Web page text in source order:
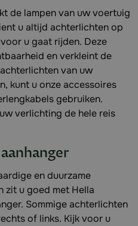
de lampen van uw voertuig
u altijd achterlichten op
u gaat rijden. Deze
en verkleint de
van uw
kunt u onze accessoires
gebruiken.
verlichting de hele reis
en duurzame
zit u goed met Hella
Sommige achterlichten
of links. Kijk voor u